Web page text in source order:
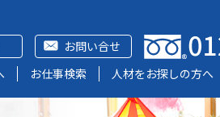
お問い合せ
お仕事検索 人材をお探しの方へ